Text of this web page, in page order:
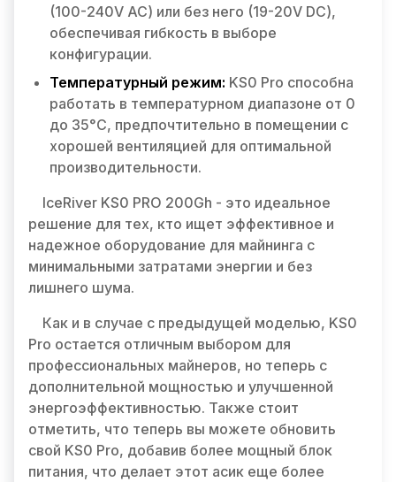
(100-240V AC) или без него (19-20V DC),
обеспечивая гибкость в выборе
конфигурации.
Температурный режим: KS0 Pro способна
работать в температурном диапазоне от 0
до 35°C, предпочтительно в помещении с
хорошей вентиляцией для оптимальной
производительности.
IceRiver KS0 PRO 200Gh - это идеальное
решение для тех, кто ищет эффективное и
надежное оборудование для майнинга с
минимальными затратами энергии и без
лишнего шума.
Как и в случае с предыдущей моделью, KS0
Pro остается отличным выбором для
профессиональных майнеров, но теперь с
дополнительной мощностью и улучшенной
энергоэффективностью. Также стоит
отметить, что теперь вы можете обновить
свой KS0 Pro, добавив более мощный блок
питания, что делает этот асик еще более